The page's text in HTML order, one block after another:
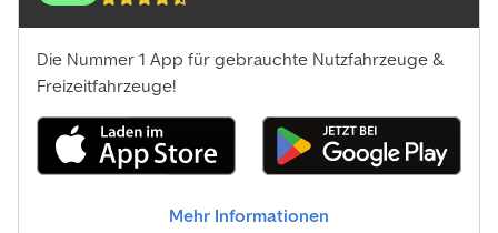
Die Nummer 1 App für gebrauchte Nutzfahrzeuge &
Freizeitfahrzeuge!
Mehr Informationen